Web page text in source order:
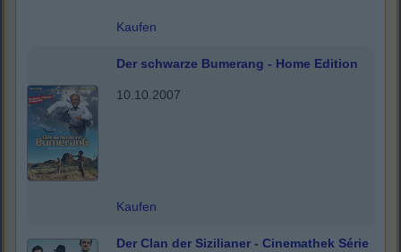
Kaufen
Der schwarze Bumerang - Home Edition
10.10.2007
Kaufen
Der Clan der Sizilianer - Cinemathek Série